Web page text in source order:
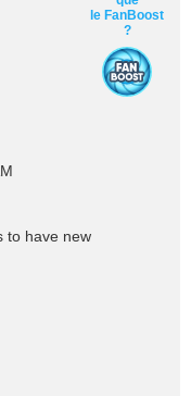
le FanBoost
?
to have new